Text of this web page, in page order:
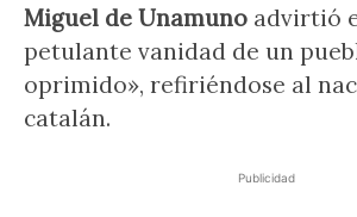
Miguel de Unamuno advirtió
petulante vanidad de un
oprimido», refiriéndose al
catalán.
Publicidad